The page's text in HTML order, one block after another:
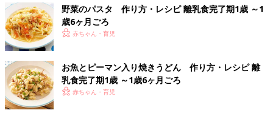
野菜のパスタ 作り方・レシピ 離乳食完了期1歳 ～1
歳6ヶ月ごろ
赤ちゃん・育児
お魚とピーマン入り焼きうどん 作り方・レシピ 離
乳食完了期1歳 ～1歳6ヶ月ごろ
赤ちゃん・育児